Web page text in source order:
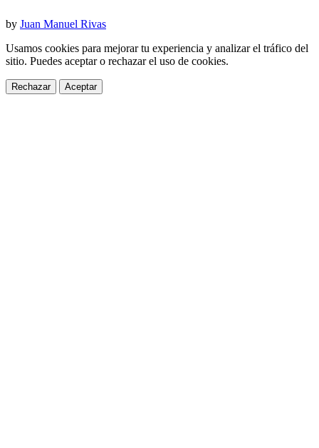
by Juan Manuel Rivas
Usamos cookies para mejorar tu experiencia y analizar el tráfico del
sitio. Puedes aceptar o rechazar el uso de cookies.
Rechazar Aceptar